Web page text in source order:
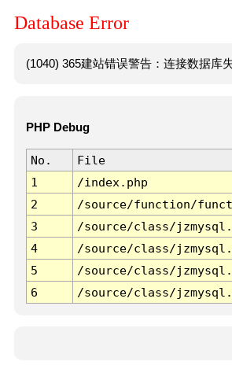
Database Error
(1040) 365建站错误警告：连接数据库
PHP Debug
No. File
1
/index.php
2
/source/function/
3
/source/class/
4
/source/class/
5
/source/class/
6
/source/class/